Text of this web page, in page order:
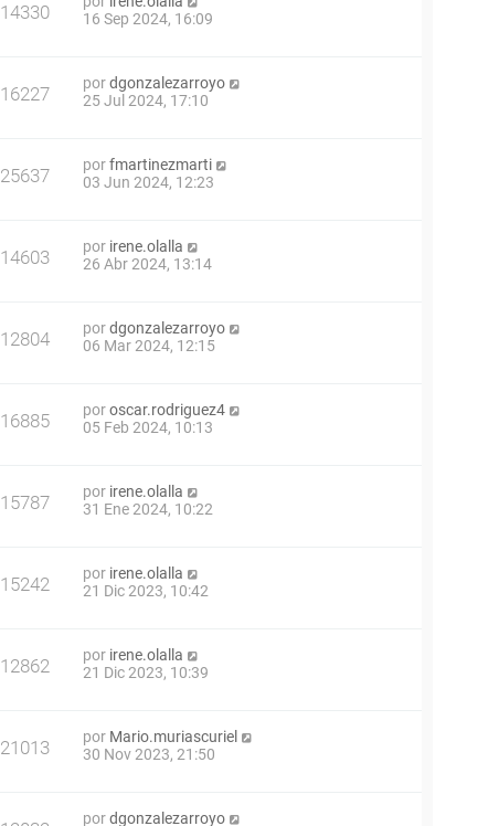
14330
16 Sep 2024, 16:09
16227 pordgonzalezarroyo
25 Jul 2024, 17:10
25637 porfmartinezmarti
03 Jun 2024, 12:23
14603 por irene.olalla
26 Abr 2024, 13:14
12804 pordgonzalezarroyo
06 Mar 2024, 12:15
16885 poroscar.rodriguez4
05 Feb 2024, 10:13
15787 por irene.olalla
31 Ene 2024, 10:22
15242 por irene.olalla
21 Dic 2023, 10:42
12862 por irene.olalla
21 Dic 2023, 10:39
21013 por Mario.muriascuriel
30 Nov 2023, 21:50
pordgonzalezarroyo